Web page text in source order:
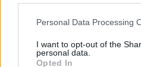
This information may also be
disclose it to other third parties.
Personal Data Processing
I want to opt-out of the
personal data.
Opted In